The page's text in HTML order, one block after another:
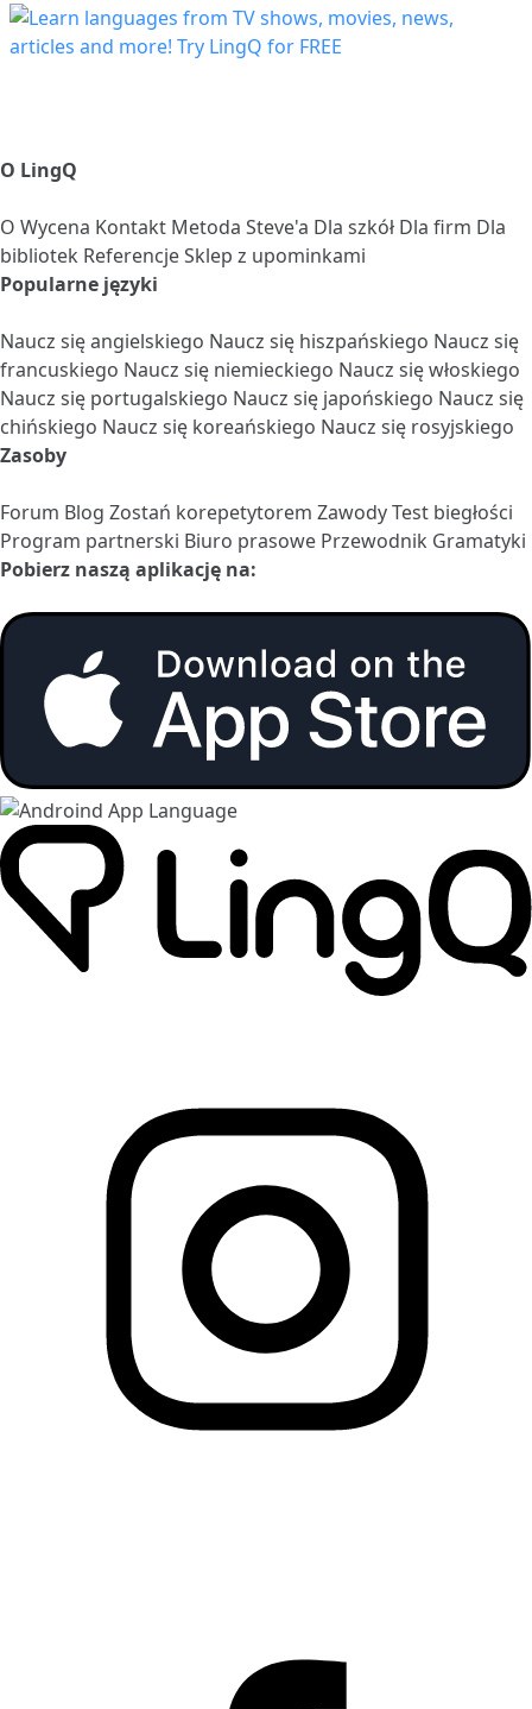
O LingQ
O Wycena Kontakt Metoda Steve'a Dla szkół Dla firm Dla
bibliotek ReferencjeSklep z upominkami
Popularne języki
Naucz się angielskiego Naucz się hiszpańskiego Naucz się
francuskiego Naucz się niemieckiego Naucz się włoskiego
Naucz się portugalskiego Naucz się japońskiego Naucz się
chińskiego Naucz się koreańskiego Naucz się rosyjskiego
Zasoby
Forum Blog Zostań korepetytorem ZawodyTest biegłości
Program partnerski Biuro prasowe Przewodnik Gramatyki
Pobierz naszą aplikację na: